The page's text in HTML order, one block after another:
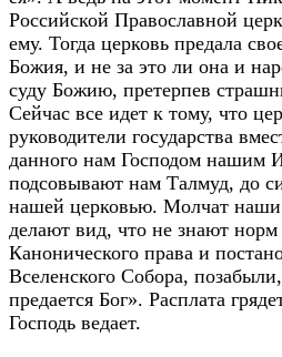
Российской Православной
ему. Тогда церковь предала
Божия, и не за это ли она и
суду Божию, претерпев
Сейчас все идет к тому, что
руководители государства
данного нам Господом нашим
подсовывают нам Талмуд, до
нашей церковью. Молчат
делают вид, что не знают норм
Канонического права и
Вселенского Собора,
предается Бог». Расплата
Господь ведает.